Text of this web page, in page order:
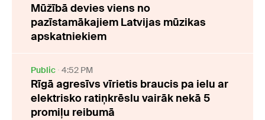
Mūžībā devies viens no
pazīstamākajiem Latvijas mūzikas
apskatniekiem
Public 4:52 PM
Rīgā agresīvs vīrietis braucis pa ielu ar
elektrisko ratiņkrēslu vairāk nekā 5
promiļu reibumā